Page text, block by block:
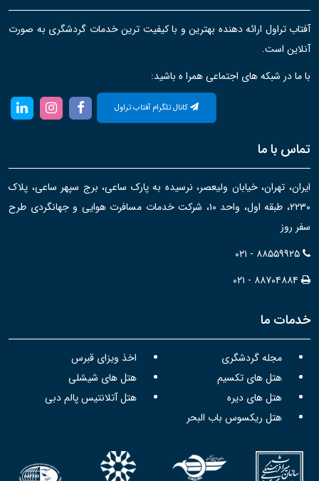
آفتاب تراول ارائه دهنده بهترین و با کیفیت ترین خدمات گردشگری به صورت
آنلاین است.
با ما در شبکه های اجتماعی همرا ه باشید:
کانال تلگرام آفتاب تراول
تماس با ما
ایران، تهران، خیابان ولیعصر، نرسیده به پارک ساعی، برج سپهر ساعی، پلاک
۲۲۳۰، طبقه اول، واحد ۱۰، شرکت خدمات مسافرت هوایی و جهانگردی طرح
سفر روز
۰۲۱ - ۸۸۵۵۹۹۲۵
۰۲۱ - ۸۸۷۰۴۸۸۴
خدمات ما
مجله گردشگری
اخذ ویزای قبرس
هتل های تکسیم
هتل های شیشلی
هتل های دیره
هتل آتلانتیس پالم دبی
هتل ریکسوس باب البحر